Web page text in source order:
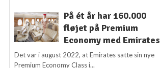
På ét år har 160.000
fløjet på Premium
Economy med Emirates
Det var i august 2022, at Emirates satte sin nye
Premium Economy Class i...